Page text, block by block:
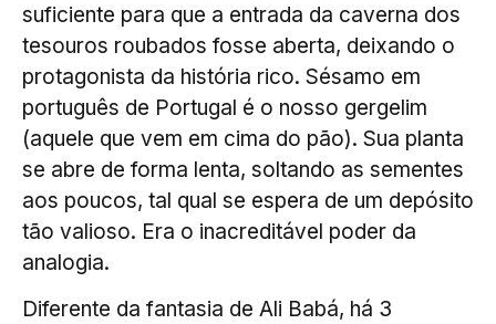
suficiente para que a entrada da caverna dos
tesouros roubados fosse aberta, deixando o
protagonista da história rico. Sésamo em
português de Portugal é o nosso gergelim
(aquele que vem em cima do pão). Sua planta
se abre de forma lenta, soltando as sementes
aos poucos, tal qual se espera de um depósito
tão valioso. Era o inacreditável poder da
analogia.
Diferente da fantasia de Ali Babá, há 3